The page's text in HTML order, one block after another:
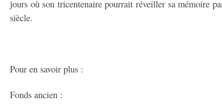
jours où son tricentenaire pourrait réveiller sa mémoire
siècle.
Pour en savoir plus :
Fonds ancien :